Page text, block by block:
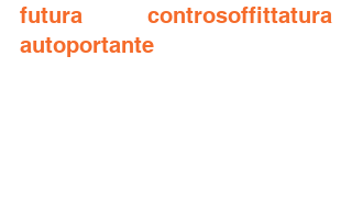
futura controsoffittatura
autoportante